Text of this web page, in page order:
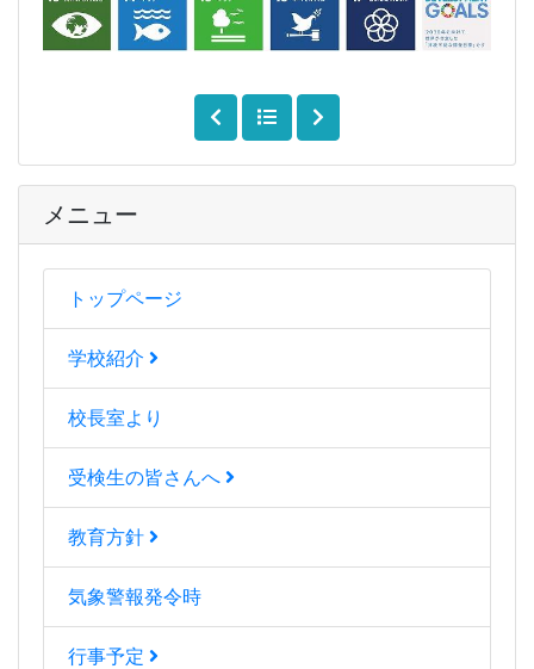
メニュー
トップページ
学校紹介
校長室より
受検生の皆さんへ
教育方針
気象警報発令時
行事予定